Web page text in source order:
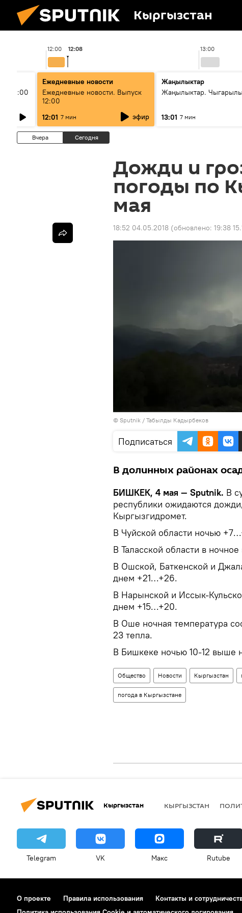
Кыргызстан
12:00 13:00
12:08
11:00
Ежедневные новости
Ежедневные новости. Выпуск
12:00
12:01 7 мин эфир
Жаңылыктар
Жаңылыктар.
13:01 7 мин
Вчера Сегодня
Дожди и
погоды по
мая
18:52 04.05.2018 (обновлено: 19:38
© Sputnik / Табылды Кадырбеков
Подписаться
В долинных районах
БИШКЕК, 4 мая — Sputnik. В
республики ожидаются
Кыргызгидромет.
В Чуйской области ночью
В Таласской области в
В Ошской, Баткенской и
днем +21…+26.
В Нарынской и Иссык-
днем +15…+20.
В Оше ночная температура
23 тепла.
В Бишкеке ночью 10-12 выше
Общество Новости Кыргызстан
погода в Кыргызстане
Кыргызстан КЫРГЫЗСТАН
Telegram VK Макс Rutube
О проекте Правила использования Контакты и